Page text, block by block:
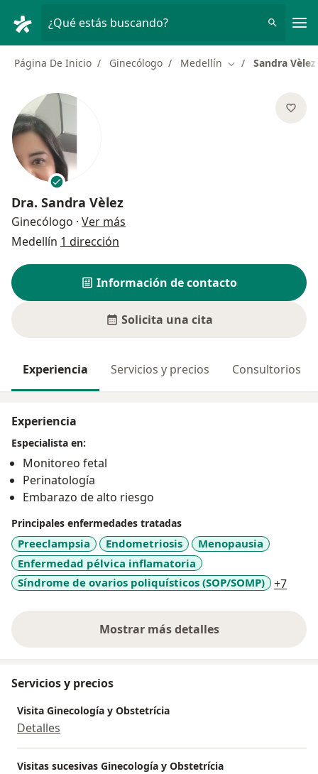
¿Qué estás buscando?
Página De Inicio Ginecólogo Medellín Cambiar de ciudad
Sandra Vèlez
Dra. Sandra Vèlez
Ginecólogo · Ver más
Medellín 1 dirección
Información de contacto
Solicita una cita
Experiencia Servicios y precios Consultorios
Experiencia
Especialista en:
Monitoreo fetal
Perinatología
Embarazo de alto riesgo
Principales enfermedades tratadas
Preeclampsia Endometriosis
Menopausia
Enfermedad pélvica inflamatoria
Síndrome de ovarios poliquísticos (SOP/SOMP)
+7
Mostrar más detalles
sobre la experiencia
Servicios y precios
Visita Ginecología y Obstetrícia
Detalles
Visitas sucesivas Ginecología y Obstetrícia